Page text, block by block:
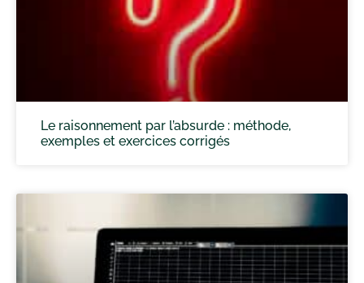
Le raisonnement par l’absurde : méthode,
exemples et exercices corrigés